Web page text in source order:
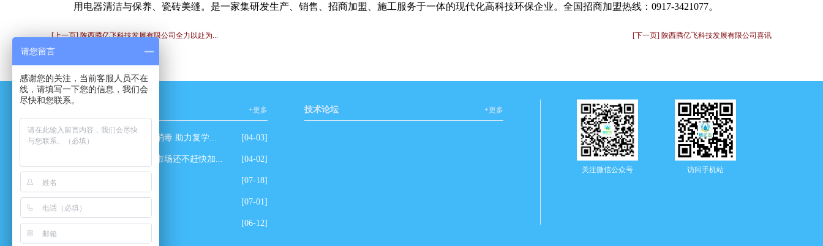
用电器清洁与保养、瓷砖美缝。是一家集研发生产、销售、招商加盟、施工服务于一体的现代化高科技环保企业。全国招商加盟热线：0917-3421077。
[上一页] 陕西腾亿飞科技发展有限公司全力以赴为... [下一页] 陕西腾亿飞科技发展有限公司喜讯
+更多
爱心企业为学校免费消毒 助力复学... [04-03]
除甲醛有这么强大的市场还不赶快加... [04-02]
[07-18]
[07-01]
万达美吉姆除甲醛 [06-12]
技术论坛 +更多
关注微信公众号 访问手机站
请您留言
感谢您的关注，当前客服人员不在
线，请填写一下您的信息，我们会
尽快和您联系。